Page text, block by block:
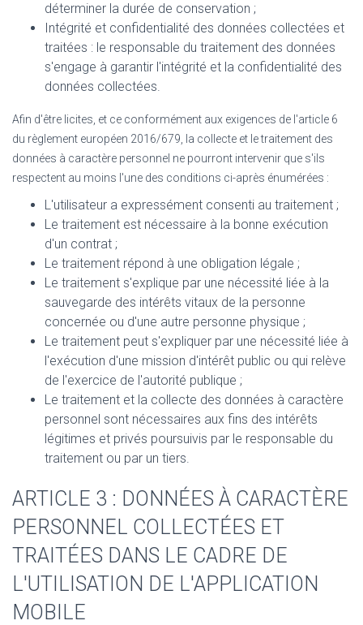
déterminer la durée de conservation ;
Intégrité et confidentialité des données collectées et
traitées : le responsable du traitement des données
s'engage à garantir l'intégrité et la confidentialité des
données collectées.
Afin d'être licites, et ce conformément aux exigences de l'article 6
du règlement européen 2016/679, la collecte et le traitement des
données à caractère personnel ne pourront intervenir que s'ils
respectent au moins l'une des conditions ci-après énumérées :
L'utilisateur a expressément consenti au traitement ;
Le traitement est nécessaire à la bonne exécution
d'un contrat ;
Le traitement répond à une obligation légale ;
Le traitement s'explique par une nécessité liée à la
sauvegarde des intérêts vitaux de la personne
concernée ou d'une autre personne physique ;
Le traitement peut s'expliquer par une nécessité liée à
l'exécution d'une mission d'intérêt public ou qui relève
de l'exercice de l'autorité publique ;
Le traitement et la collecte des données à caractère
personnel sont nécessaires aux fins des intérêts
légitimes et privés poursuivis par le responsable du
traitement ou par un tiers.
ARTICLE 3 : DONNÉES À CARACTÈRE
PERSONNEL COLLECTÉES ET
TRAITÉES DANS LE CADRE DE
L'UTILISATION DE L'APPLICATION
MOBILE